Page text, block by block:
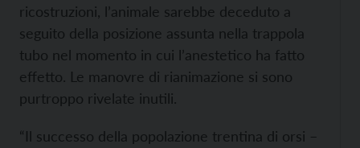
ricostruzioni, l’animale sarebbe deceduto a
seguito della posizione assunta nella trappola
tubo nel momento in cui l’anestetico ha fatto
effetto. Le manovre di rianimazione si sono
purtroppo rivelate inutili.
“Il successo della popolazione trentina di orsi –